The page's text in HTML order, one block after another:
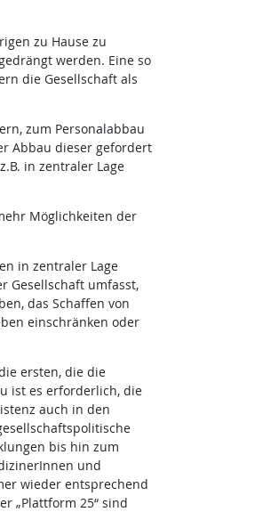
zu Hause zu
werden. Eine so
die Gesellschaft als
zum Personalabbau
Abbau dieser gefordert
in zentraler Lage
Möglichkeiten der
in zentraler Lage
Gesellschaft umfasst,
das Schaffen von
einschränken oder
ersten, die die
ist es erforderlich, die
auch in den
bis hin zum
und
wieder entsprechend
„Plattform 25“ sind